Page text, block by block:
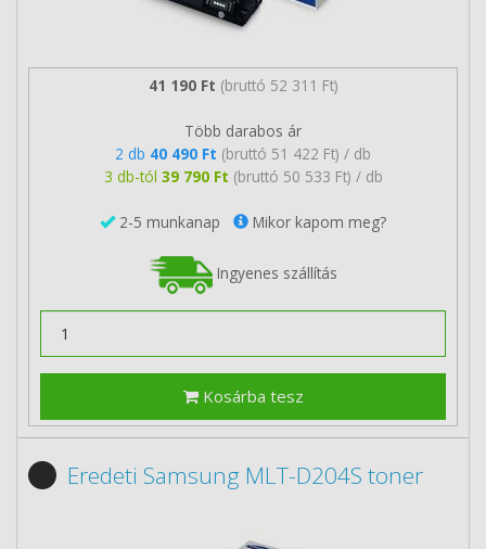
41 190 Ft (bruttó 52 311 Ft)
Több darabos ár
2 db 40 490 Ft (bruttó 51 422 Ft) / db
3 db-tól 39 790 Ft (bruttó 50 533 Ft) / db
2-5 munkanap Mikor kapom meg?
Ingyenes szállítás
Kosárba tesz
Eredeti Samsung MLT-D204S toner